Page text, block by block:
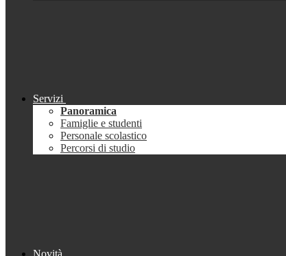
Servizi
Panoramica
Famiglie e studenti
Personale scolastico
Percorsi di studio